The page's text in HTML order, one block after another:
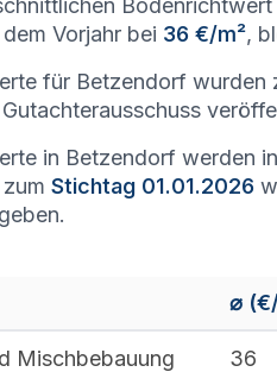
Bodenrichtwert
Vorjahr bei 36 €/m²,
für Betzendorf wurden
in Betzendorf werden
Stichtag 01.01.2026
⌀
Mischbebauung 36